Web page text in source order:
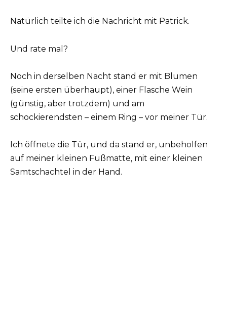
Natürlich teilte ich die Nachricht mit Patrick.
Und rate mal?
Noch in derselben Nacht stand er mit Blumen
(seine ersten überhaupt), einer Flasche Wein
(günstig, aber trotzdem) und am
schockierendsten – einem Ring – vor meiner Tür.
Ich öffnete die Tür, und da stand er, unbeholfen
auf meiner kleinen Fußmatte, mit einer kleinen
Samtschachtel in der Hand.